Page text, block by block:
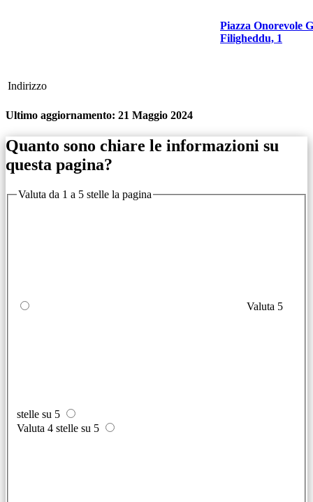
Indirizzo
Piazza Onorevole
Filigheddu, 1
Ultimo aggiornamento: 21 Maggio 2024
Quanto sono chiare le informazioni su
questa pagina?
Valuta da 1 a 5 stelle la pagina
Valuta 5
stelle su 5
Valuta 4 stelle su 5